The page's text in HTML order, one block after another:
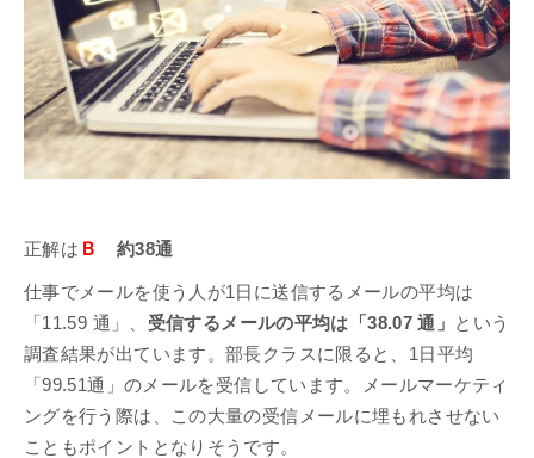
正解は Ｂ 約38通
仕事でメールを使う人が1日に送信するメールの平均は
「11.59 通」、 受信するメールの平均は「38.07 通」
という
調査結果が出ています。部長クラスに限ると、1日平均
「99.51通」のメールを受信しています。メールマーケティ
ングを行う際は、この大量の受信メールに埋もれさせない
こともポイントとなりそうです。